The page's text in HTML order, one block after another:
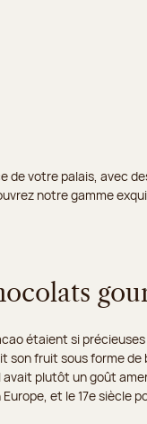
de votre palais, avec
notre gamme
étaient si
son fruit sous forme de
avait plutôt un goût
et le 17e siècle